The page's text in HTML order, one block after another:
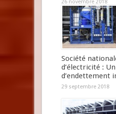
26 novembre 2018
Société
d’électricité :
d’endettement
29 septembre 2018